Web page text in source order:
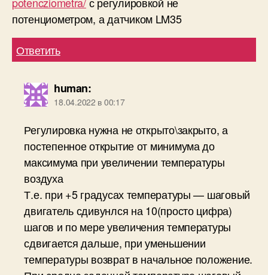
потенциометром, а датчиком LM35
Ответить
human:
18.04.2022 в 00:17
Регулировка нужна не открыто\закрыто, а
постепенное открытие от минимума до
максимума при увеличении температуры
воздуха
Т.е. при +5 градусах температуры — шаговый
двигатель сдивунлся на 10(просто цифра)
шагов и по мере увеличения температуры
сдвигается дальше, при уменьшении
температуры возврат в начальное положение.